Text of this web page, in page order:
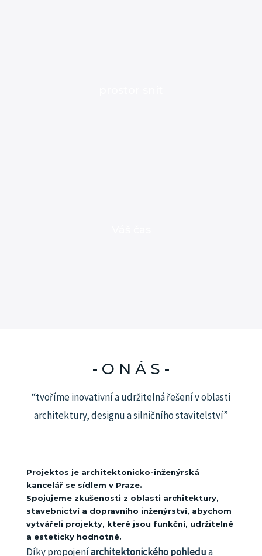
- O N Á S -
“tvoříme inovativní a udržitelná řešení v oblasti
architektury, designu a silničního stavitelství”
Projektos je architektonicko-inženýrská
kancelář se sídlem v Praze.
Spojujeme zkušenosti z oblasti architektury,
stavebnictví a dopravního inženýrství, abychom
vytvářeli projekty, které jsou funkční, udržitelné
a esteticky hodnotné.
Díky propojeníarchitektonického pohledua